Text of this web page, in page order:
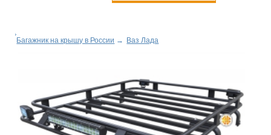
Багажник на крышу в России → Ваз Лада